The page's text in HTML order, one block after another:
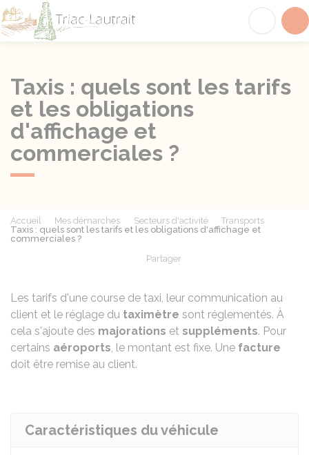
Taxis : quels sont les tarifs
et les obligations
d'affichage et
commerciales ?
Accueil Mes démarches Secteurs d'activité
Transports
Taxis : quels sont les tarifs et les obligations d'affichage et
commerciales ?
Partager
Les tarifs d'une course de taxi, leur communication au
client et le réglage du taximètre sont réglementés. À
cela s'ajoute des majorations et suppléments. Pour
certains aéroports, le montant est fixe. Une facture
doit être remise au client.
Caractéristiques du véhicule